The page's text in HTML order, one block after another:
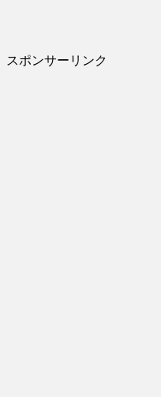
スポンサーリンク